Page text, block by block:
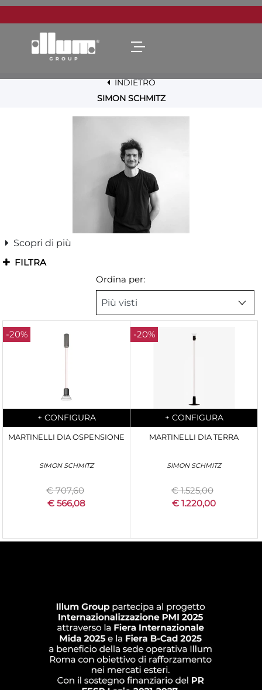
Open menu
INDIETRO
SIMON SCHMITZ
Scopri di più
FILTRA
Ordina per:
-20%
Quantità
+ CONFIGURA
MARTINELLI DIA OSPENSIONE
SIMON SCHMITZ
€ 707,60
€ 566,08
-20%
Quantità
+ CONFIGURA
MARTINELLI DIA TERRA
SIMON SCHMITZ
€ 1.525,00
€ 1.220,00